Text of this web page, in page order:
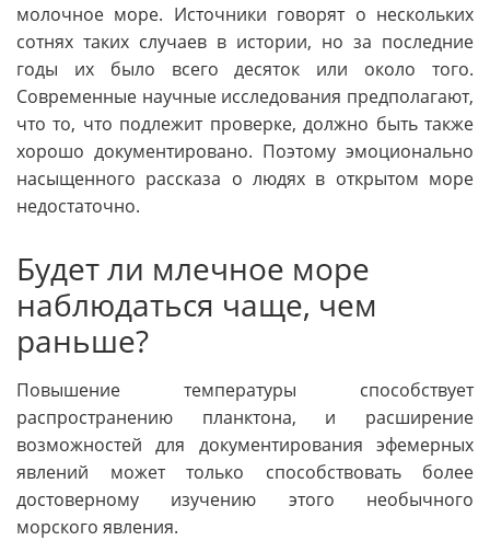
молочное море. Источники говорят о нескольких
сотнях таких случаев в истории, но за последние
годы их было всего десяток или около того.
Современные научные исследования предполагают,
что то, что подлежит проверке, должно быть также
хорошо документировано. Поэтому эмоционально
насыщенного рассказа о людях в открытом море
недостаточно.
Будет ли млечное море
наблюдаться чаще, чем
раньше?
Повышение температуры способствует
распространению планктона, и расширение
возможностей для документирования эфемерных
явлений может только способствовать более
достоверному изучению этого необычного
морского явления.